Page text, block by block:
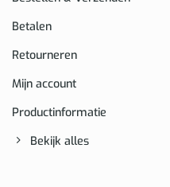
Betalen
Retourneren
Mijn account
Productinformatie
Bekijk alles